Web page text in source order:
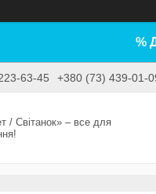
%
63-45 +380 (73) 439-01-
/ Світанок» – все для